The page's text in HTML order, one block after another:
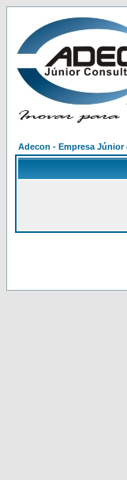
Adecon - Empresa